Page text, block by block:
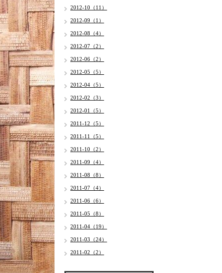
2012-10（11）
2012-09（1）
2012-08（4）
2012-07（2）
2012-06（2）
2012-05（5）
2012-04（5）
2012-02（3）
2012-01（5）
2011-12（5）
2011-11（5）
2011-10（2）
2011-09（4）
2011-08（8）
2011-07（4）
2011-06（6）
2011-05（8）
2011-04（19）
2011-03（24）
2011-02（2）